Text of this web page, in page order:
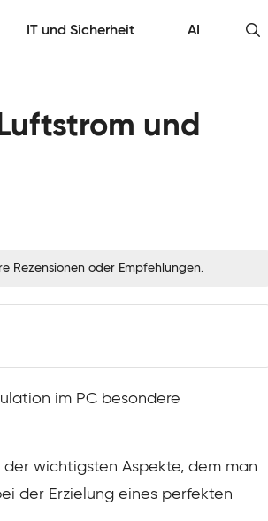
IT und Sicherheit AI
und
Rezensionen oder Empfehlungen.
im PC besondere
wichtigsten Aspekte, dem man
der Erzielung eines perfekten